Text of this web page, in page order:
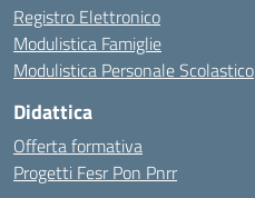
Registro Elettronico
Modulistica Famiglie
Modulistica Personale Scolastico
Didattica
Offerta formativa
Progetti Fesr Pon Pnrr